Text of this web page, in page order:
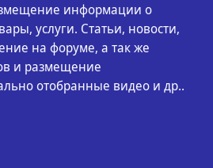
информации о
услуги. Статьи, новости,
на форуме, а так же
и размещение
отобранные видео и др..